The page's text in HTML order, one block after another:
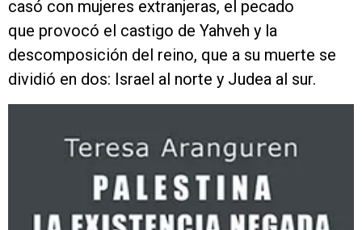
casó con mujeres extranjeras, el pecado
que provocó el castigo de Yahveh y la
descomposición del reino, que a su muerte se
dividió en dos: Israel al norte y Judea al sur.